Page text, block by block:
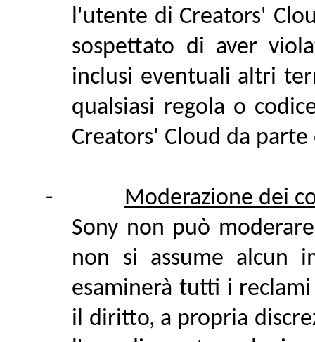
l'utente di Creators'
sospettato di aver
inclusi eventuali altri
qualsiasi regola o
Creators' Cloud da
-
Moderazione dei
Sony non può
non si assume alcun
esaminerà tutti i
il diritto, a propria